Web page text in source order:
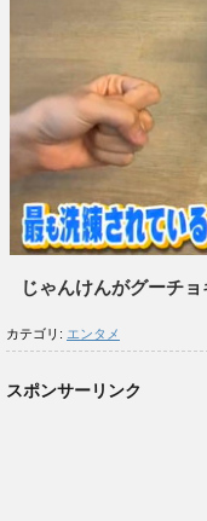
じゃんけんがグーチ
カテゴリ: エンタメ
スポンサーリンク